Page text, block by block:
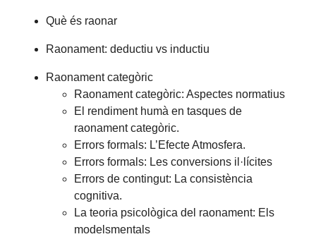
Què és raonar
Raonament: deductiu vs inductiu
Raonament categòric
Raonament categòric: Aspectes normatius
El rendiment humà en tasques de
raonament categòric.
Errors formals: L’Efecte Atmosfera.
Errors formals: Les conversions il·lícites
Errors de contingut: La consistència
cognitiva.
La teoria psicològica del raonament: Els
modelsmentals